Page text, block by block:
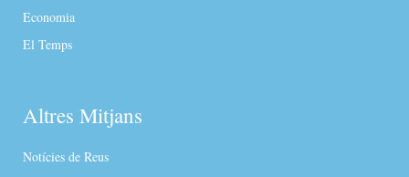
Economia
El Temps
Altres Mitjans
Notícies de Reus